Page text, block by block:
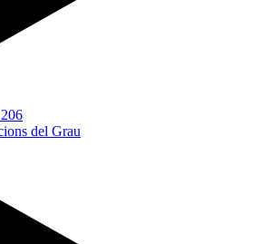
del Grau